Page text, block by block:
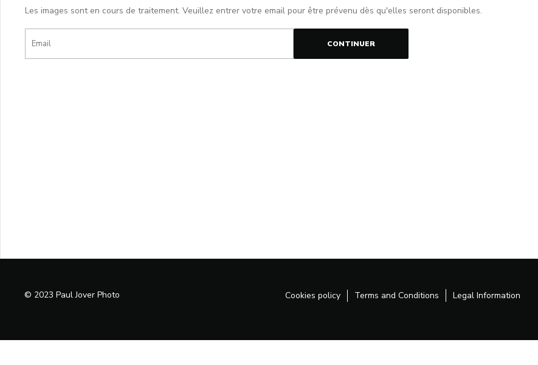
Les images sont en cours de traitement. Veuillez entrer votre email pour être prévenu dès qu'elles seront disponibles.
CONTINUER
© 2023 Paul Jover Photo Cookies policy Terms and Conditions Legal Information